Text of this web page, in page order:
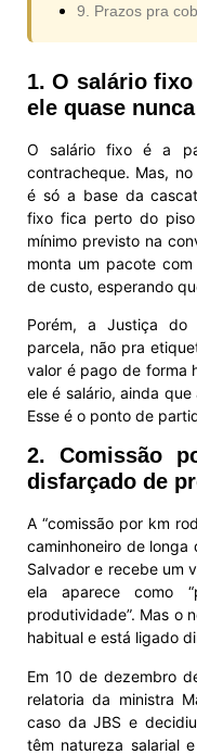
9. Prazos pra
1. O salário
ele quase
O salário fixo é a
contracheque. Mas,
é só a base da
fixo fica perto do
mínimo previsto na
monta um pacote
de custo, esperando
Porém, a Justiça do
parcela, não pra
valor é pago de forma
ele é salário, ainda
Esse é o ponto de
2. Comissão
disfarçado de
A “comissão por km
caminhoneiro de longa
Salvador e recebe um
ela aparece como
produtividade”. Mas o
habitual e está ligado
Em 10 de dezembro
relatoria da ministra
caso da JBS e
têm natureza salarial